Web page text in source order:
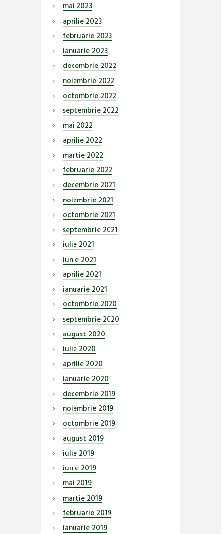
mai 2023
aprilie 2023
februarie 2023
ianuarie 2023
decembrie 2022
noiembrie 2022
octombrie 2022
septembrie 2022
mai 2022
aprilie 2022
martie 2022
februarie 2022
decembrie 2021
noiembrie 2021
octombrie 2021
septembrie 2021
iulie 2021
iunie 2021
aprilie 2021
ianuarie 2021
octombrie 2020
septembrie 2020
august 2020
iulie 2020
aprilie 2020
ianuarie 2020
decembrie 2019
noiembrie 2019
octombrie 2019
august 2019
iulie 2019
iunie 2019
mai 2019
martie 2019
februarie 2019
ianuarie 2019